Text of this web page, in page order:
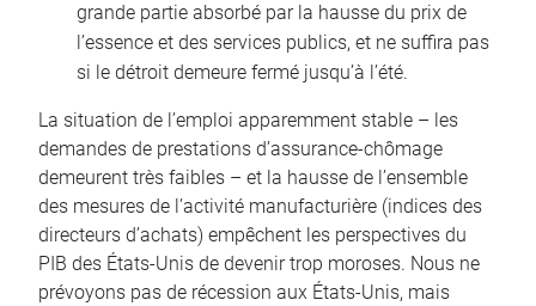
grande partie absorbé par la hausse du prix de
l’essence et des services publics, et ne suffira pas
si le détroit demeure fermé jusqu’à l’été.
La situation de l’emploi apparemment stable – les
demandes de prestations d’assurance-chômage
demeurent très faibles – et la hausse de l’ensemble
des mesures de l’activité manufacturière (indices des
directeurs d’achats) empêchent les perspectives du
PIB des États-Unis de devenir trop moroses. Nous ne
prévoyons pas de récession aux États-Unis, mais